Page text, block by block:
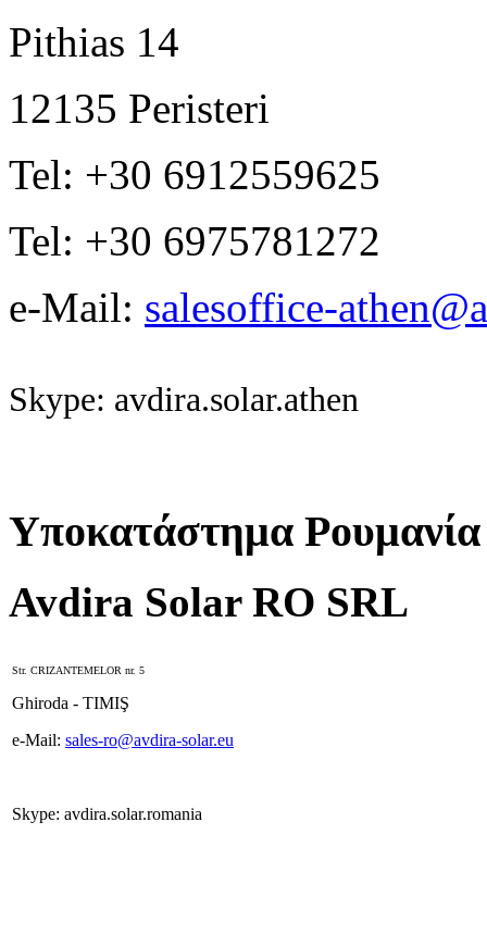
Pithias 14
12135 Peristeri
Tel: +30 6912559625
Tel: +30 6975781272
e-Mail: salesoffice-
Skype: avdira.solar.athen
Υποκατάστημα Ρουμανία
Avdira Solar RO SRL
Str. CRIZANTEMELOR nr. 5
Ghiroda - TIMIŞ
e-Mail: sales-ro@avdira-solar.eu
Skype: avdira.solar.romania